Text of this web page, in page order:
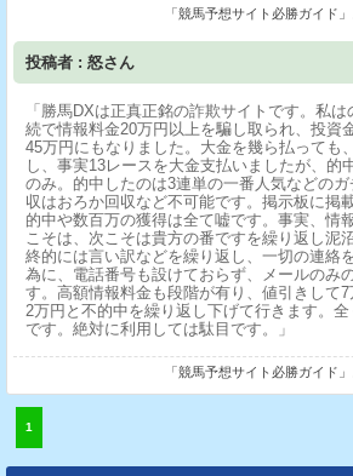
「競馬予想サイト必勝ガイド
投稿者 : 怒さん
「勝馬DXは正真正銘の詐欺サイトです。私
続で情報料金20万円以上を騙し取られ、投資
45万円にもなりました。大金を幾ら払っても
し、事実13レースを大金支払いましたが、的
のみ。的中したのは3連単の一番人気などの
収はおろか回収など不可能です。掲示板に掲
的中や数百万の獲得は全て嘘です。事実、情
こそは、次こそは貴方の番ですを繰り返し泥
終的には言い訳などを繰り返し、一切の連絡
為に、電話番号も設けておらず、メールのみ
す。高額情報料金も段階が有り、値引きして7
2万円と不的中を繰り返し下げて行きます。
です。絶対に利用しては駄目です。」
「競馬予想サイト必勝ガイド
1